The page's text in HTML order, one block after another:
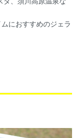
におすすめのジェラ